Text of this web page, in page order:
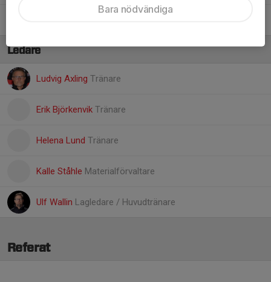
Ledare
Ludvig Axling Tränare
Erik Björkenvik Tränare
Helena Lund Tränare
Kalle Ståhle Materialförvaltare
Ulf Wallin Lagledare / Huvudtränare
Referat
Bara nödvändiga